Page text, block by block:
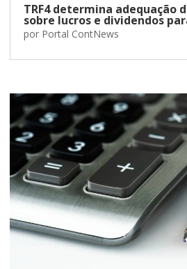
TRF4 determina adequação
sobre lucros e dividendos
por Portal ContNews